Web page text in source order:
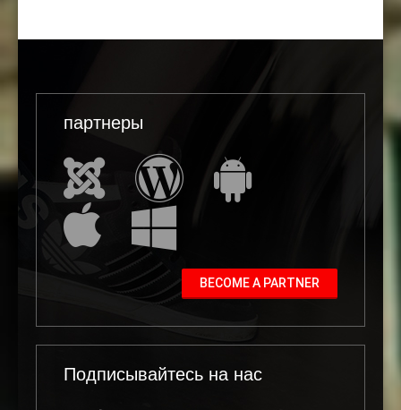
партнеры
BECOME A PARTNER
Подписывайтесь на нас